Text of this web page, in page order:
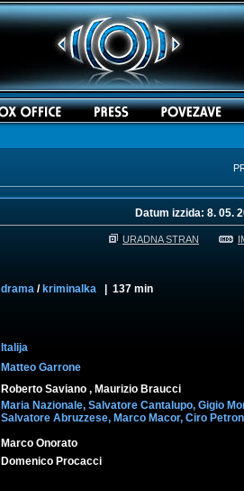
Datum izzida: 8. 05.
URADNA STRAN
drama / kriminalka | 137 min
Italija
Matteo Garrone
Roberto Saviano , Maurizio Braucci
Maria Nazionale, Salvatore Cantalupo, Gigio
Salvatore Abruzzese, Marco Macor, Ciro
Marco Onorato
Domenico Procacci